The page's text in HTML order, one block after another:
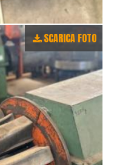
SCARICA FOTO